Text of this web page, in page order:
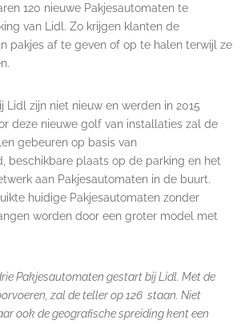
120 nieuwe Pakjesautomaten te
van Lidl. Zo krijgen klanten de
pakjes af te geven of op te halen terwijl ze
Lidl zijn niet nieuw en werden in 2015
deze nieuwe golf van installaties zal de
gebeuren op basis van
beschikbare plaats op de parking en het
aan Pakjesautomaten in de buurt.
huidige Pakjesautomaten zonder
worden door een groter model met
Pakjesautomaten gestart bij Lidl. Met de
zal de teller op 126 ​ staan. Niet
ook de geografische spreiding kent een